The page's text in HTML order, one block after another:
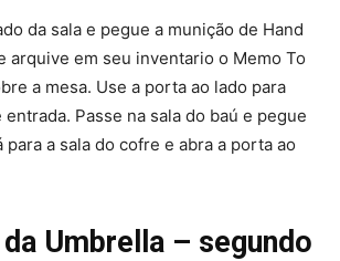
da sala e pegue a munição de Hand
arquive em seu inventario o Memo To
a mesa. Use a porta ao lado para
Passe na sala do baú e pegue
para a sala do cofre e abra a porta ao
Umbrella – segundo